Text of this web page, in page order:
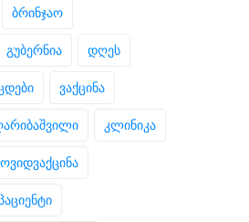
ბრინჯაო
გუბერნია დღეს
ვაქცინა
კლინიკა